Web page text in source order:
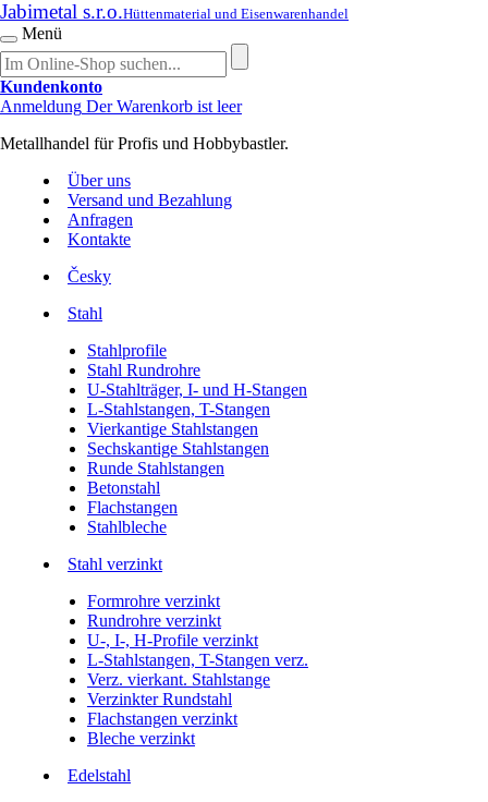
Jabimetal s.r.o.Hüttenmaterial und Eisenwarenhandel
Menü
Kundenkonto
Anmeldung Der Warenkorb ist leer
Metallhandel für Profis und Hobbybastler.
Über uns
Versand und Bezahlung
Anfragen
Kontakte
Česky
Stahl
Stahlprofile
Stahl Rundrohre
U-Stahlträger, I- und H-Stangen
L-Stahlstangen, T-Stangen
Vierkantige Stahlstangen
Sechskantige Stahlstangen
Runde Stahlstangen
Betonstahl
Flachstangen
Stahlbleche
Stahl verzinkt
Formrohre verzinkt
Rundrohre verzinkt
U-, I-, H-Profile verzinkt
L-Stahlstangen, T-Stangen verz.
Verz. vierkant. Stahlstange
Verzinkter Rundstahl
Flachstangen verzinkt
Bleche verzinkt
Edelstahl